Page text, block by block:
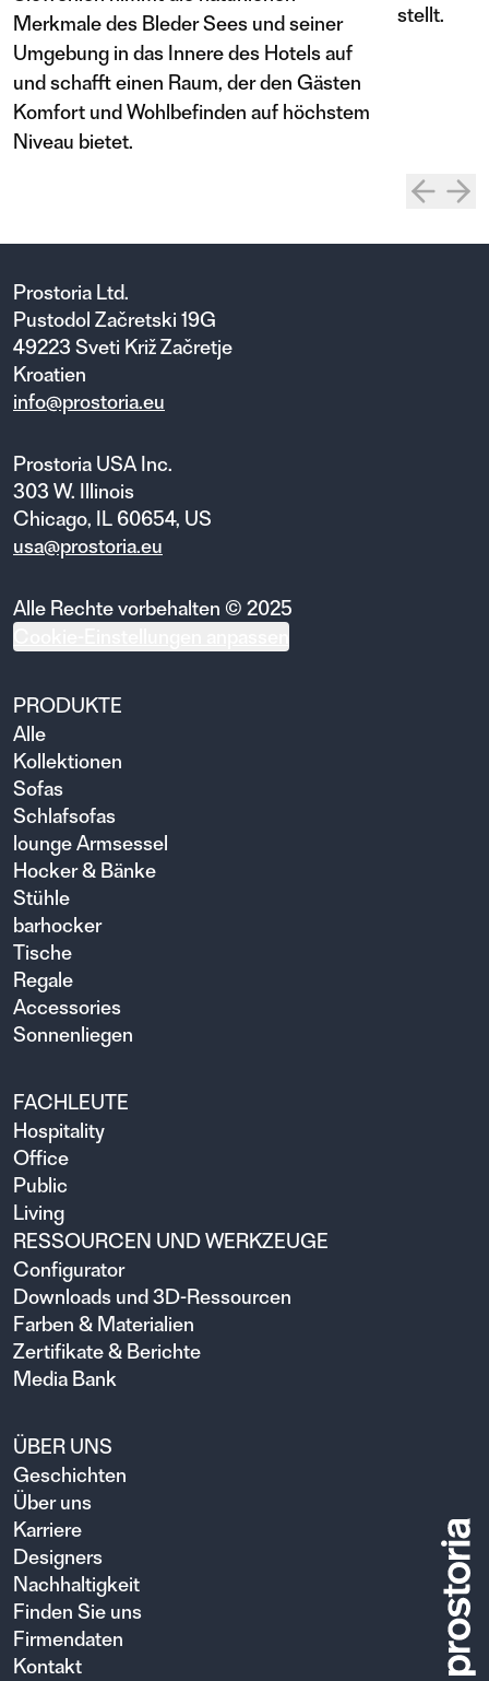
Merkmale des Bleder Sees und seiner
Umgebung in das Innere des Hotels auf
und schafft einen Raum, der den Gästen
Komfort und Wohlbefinden auf höchstem
Niveau bietet.
stellt.
Prostoria Ltd.
Pustodol Začretski 19G
49223 Sveti Križ Začretje
Kroatien
info@prostoria.eu
Prostoria USA Inc.
303 W. Illinois
Chicago, IL 60654, US
usa@prostoria.eu
Alle Rechte vorbehalten © 2025
PRODUKTE
Alle
Kollektionen
Sofas
Schlafsofas
lounge Armsessel
Hocker & Bänke
Stühle
barhocker
Tische
Regale
Accessories
Sonnenliegen
FACHLEUTE
Hospitality
Office
Public
Living
RESSOURCEN UND WERKZEUGE
Configurator
Downloads und 3D-Ressourcen
Farben & Materialien
Zertifikate & Berichte
Media Bank
ÜBER UNS
Geschichten
Über uns
Karriere
Designers
Nachhaltigkeit
Finden Sie uns
Firmendaten
Kontakt